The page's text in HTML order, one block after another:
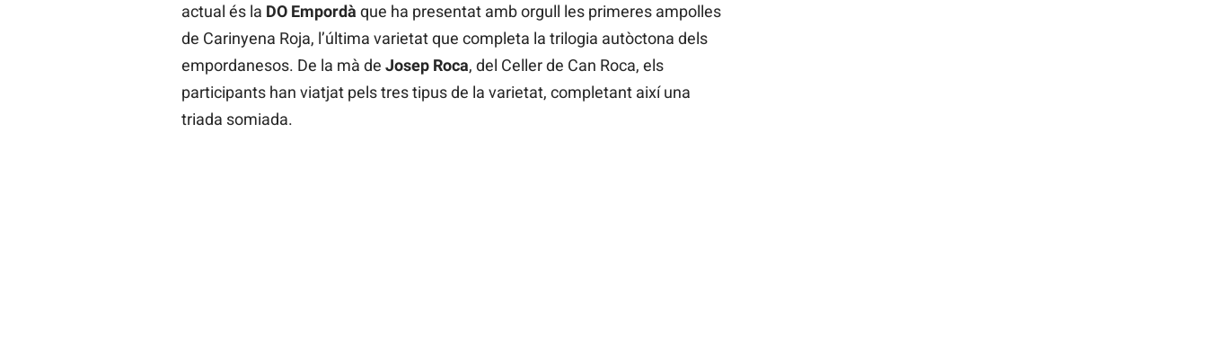
actual és la DO Empordà que ha presentat amb orgull les primeres ampolles
de Carinyena Roja, l’última varietat que completa la trilogia autòctona dels
empordanesos. De la mà de Josep Roca, del Celler de Can Roca, els
participants han viatjat pels tres tipus de la varietat, completant així una
triada somiada.